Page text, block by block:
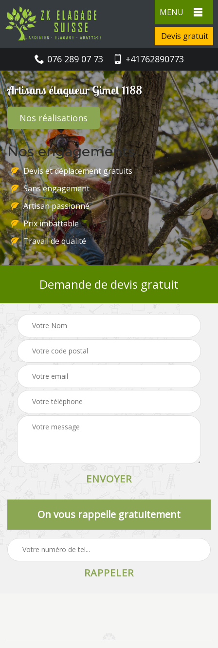
MENU
Devis gratuit
076 289 07 73 +41762890773
Artisans élagueur Gimel 1188
Nos réalisations
Nos engagements
Devis et déplacement gratuits
Sans engagement
Artisan passionné
Prix imbattable
Travail de qualité
Demande de devis gratuit
On vous rappelle gratuitement